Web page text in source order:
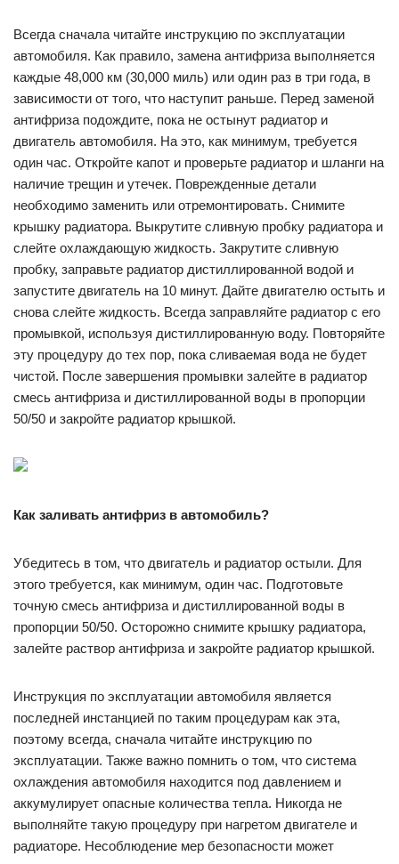
Всегда сначала читайте инструкцию по эксплуатации
автомобиля. Как правило, замена антифриза выполняется
каждые 48,000 км (30,000 миль) или один раз в три года, в
зависимости от того, что наступит раньше. Перед заменой
антифриза подождите, пока не остынут радиатор и
двигатель автомобиля. На это, как минимум, требуется
один час. Откройте капот и проверьте радиатор и шланги на
наличие трещин и утечек. Поврежденные детали
необходимо заменить или отремонтировать. Снимите
крышку радиатора. Выкрутите сливную пробку радиатора и
слейте охлаждающую жидкость. Закрутите сливную
пробку, заправьте радиатор дистиллированной водой и
запустите двигатель на 10 минут. Дайте двигателю остыть и
снова слейте жидкость. Всегда заправляйте радиатор с его
промывкой, используя дистиллированную воду. Повторяйте
эту процедуру до тех пор, пока сливаемая вода не будет
чистой. После завершения промывки залейте в радиатор
смесь антифриза и дистиллированной воды в пропорции
50/50 и закройте радиатор крышкой.
Как заливать антифриз в автомобиль?
Убедитесь в том, что двигатель и радиатор остыли. Для
этого требуется, как минимум, один час. Подготовьте
точную смесь антифриза и дистиллированной воды в
пропорции 50/50. Осторожно снимите крышку радиатора,
залейте раствор антифриза и закройте радиатор крышкой.
Инструкция по эксплуатации автомобиля является
последней инстанцией по таким процедурам как эта,
поэтому всегда, сначала читайте инструкцию по
эксплуатации. Также важно помнить о том, что система
охлаждения автомобиля находится под давлением и
аккумулирует опасные количества тепла. Никогда не
выполняйте такую процедуру при нагретом двигателе и
радиаторе. Несоблюдение мер безопасности может